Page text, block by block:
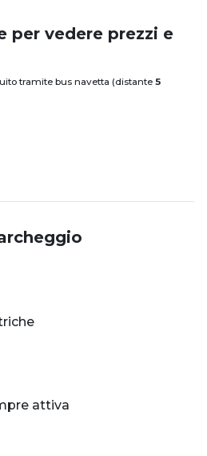
per vedere prezzi e
tramite bus navetta (distante 5
attiva